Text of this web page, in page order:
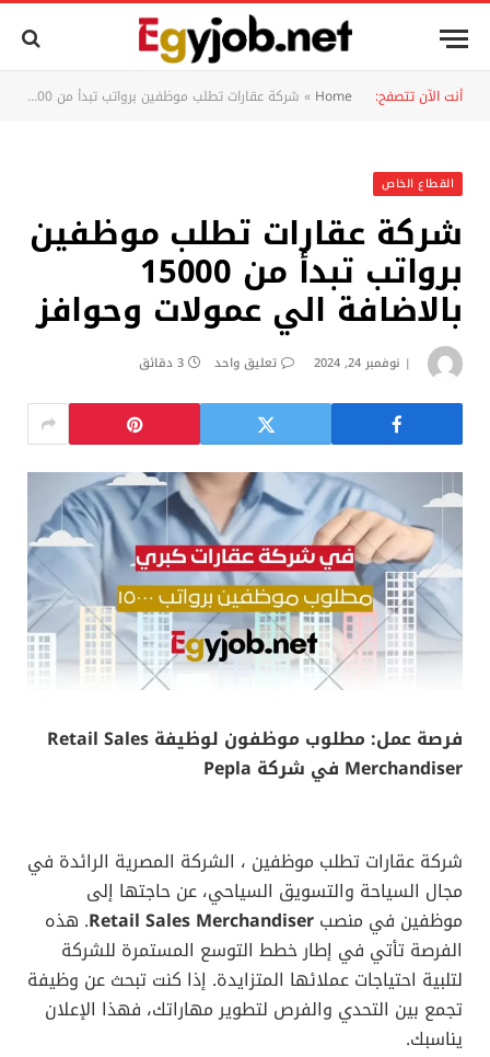
أنت الآن تتصفح: Home
» شركة عقارات تطلب موظفين برواتب تبدأ من 15000 بالاضافة الي عمولات وحوافز
القطاع الخاص
شركة عقارات تطلب موظفين
برواتب تبدأ من 15000
بالاضافة الي عمولات وحوافز
نوفمبر 24, 2024 تعليق واحد 3 دقائق
فرصة عمل: مطلوب موظفون لوظيفة Retail Sales
Merchandiser في شركة Pepla
شركة عقارات تطلب موظفين ، الشركة المصرية الرائدة في
مجال السياحة والتسويق السياحي، عن حاجتها إلى
موظفين في منصب Retail Sales Merchandiser. هذه
الفرصة تأتي في إطار خطط التوسع المستمرة للشركة
لتلبية احتياجات عملائها المتزايدة. إذا كنت تبحث عن وظيفة
تجمع بين التحدي والفرص لتطوير مهاراتك، فهذا الإعلان
يناسبك.